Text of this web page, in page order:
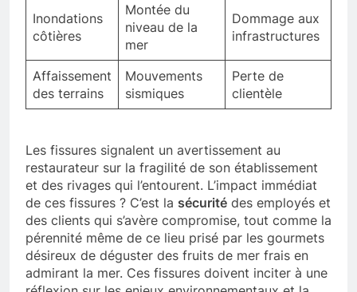
Inondations
côtières
Montée du
niveau de la
mer
Dommage aux
infrastructures
Affaissement
des terrains
Mouvements
sismiques
Perte de
clientèle
Les fissures signalent un avertissement au
restaurateur sur la fragilité de son établissement
et des rivages qui l’entourent. L’impact immédiat
de ces fissures ? C’est la sécurité des employés et
des clients qui s’avère compromise, tout comme la
pérennité même de ce lieu prisé par les gourmets
désireux de déguster des fruits de mer frais en
admirant la mer. Ces fissures doivent inciter à une